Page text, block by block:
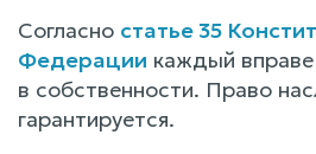
Согласно статье 35
Федерации каждый
в собственности. Право
гарантируется.